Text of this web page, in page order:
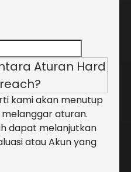
Aturan Hard
kami akan menutup
aturan.
dapat melanjutkan
atau Akun yang